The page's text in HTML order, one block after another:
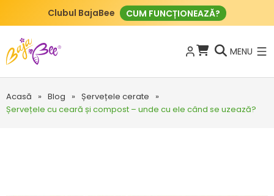
Clubul BajaBee CUM FUNCȚIONEAZĂ?
MENU
Acasă » Blog » Șervețele cerate
»
Șervețele cu ceară și compost – unde cu ele când se uzează?